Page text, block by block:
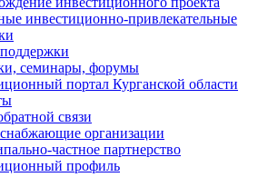
инвестиционно-привлекательные
семинары, форумы
портал Курганской области
связи
организации
частное партнерство
профиль